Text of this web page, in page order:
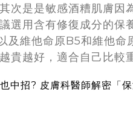
次是是敏感酒糟肌膚因
選用含有修復成分的
及維他命原B5和維他
貴越好，適合自己比較
中招? 皮膚科醫師解密「